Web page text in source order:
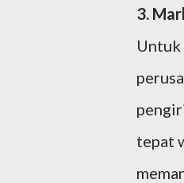
3.
Untuk
tepat